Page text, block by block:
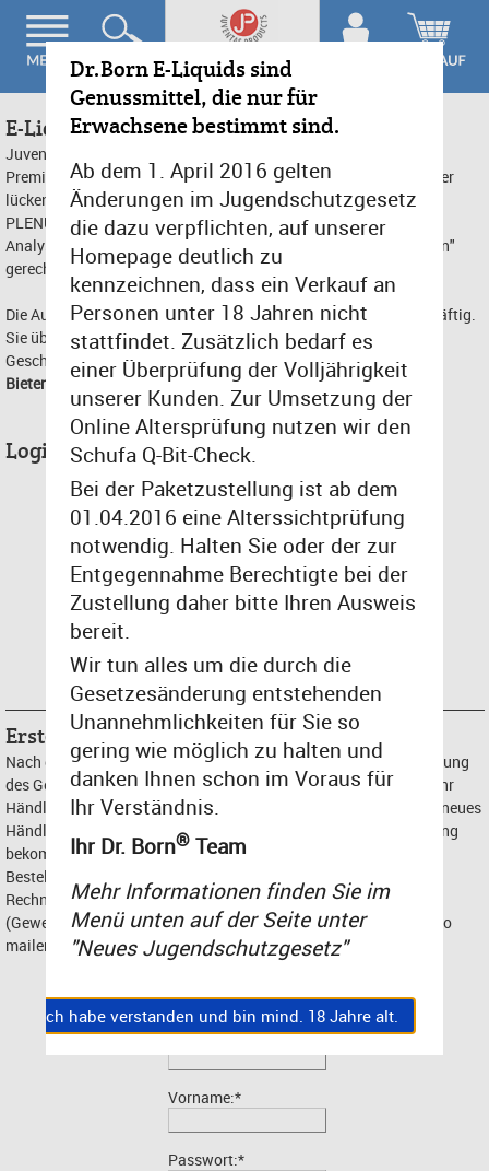
E-Liquids in Premiumqualität
Juventas Products bietet größtmögliche Sicherheit der Dr. Born
Premium Liquids durch reinste Inhaltsstoffe. Zusammen mit einer
lückenlosen analytischen Überwachung durch das Fachlabor
PLENUM Dr. Born, dokumentiert durch chargenbezogene
Analysezertifikate, werden die Liquids auch kritischen "Dampfern"
gerecht.
Die Auswahl überzeugt: Von fruchtig bis herb, von lieblich bis kräftig.
Sie überraschen mit ihrem harmonisch-runden, intensiven
Geschmack.
Bieten auch Sie Ihren Kunden E-Liquids in Premiumqualität.
Login für Händler:
Passwort:
Erstellen Sie jetzt Ihr Händler-Kundenkonto:
Nach dem Verschicken der Händleranmeldung und der Übermittlung
des Gewerbenachweises prüfen wir Ihre Angaben und schalten Ihr
Händlerkonto frei. Bis zur Freischaltung bekommen Sie über Ihr neues
Händlerkonto Endkundenpreise angezeigt. Nach der Freischaltung
bekommen Sie Netto-Händlerpreise angezeigt. Wenn Sie vier
Bestellungen erfolgreich abschließen, können wir Sie für den
Rechnungskauf freischalten. Sollten Sie Ihren Händlernachweis
(Gewerbenachweis) nicht über dieses Formular an uns senden, so
mailen Sie diesen bitte an service@drborn-liquid.de.
Nachname:*
Vorname:*
Passwort:*
Dr.Born E-Liquids sind
Genussmittel, die nur für
Erwachsene bestimmt sind.
Ab dem 1. April 2016 gelten
Änderungen im Jugendschutzgesetz
die dazu verpflichten, auf unserer
Homepage deutlich zu
kennzeichnen, dass ein Verkauf an
Personen unter 18 Jahren nicht
stattfindet. Zusätzlich bedarf es
einer Überprüfung der Volljährigkeit
unserer Kunden. Zur Umsetzung der
Online Altersprüfung nutzen wir den
Schufa Q-Bit-Check.
Bei der Paketzustellung ist ab dem
01.04.2016 eine Alterssichtprüfung
notwendig. Halten Sie oder der zur
Entgegennahme Berechtigte bei der
Zustellung daher bitte Ihren Ausweis
bereit.
Wir tun alles um die durch die
Gesetzesänderung entstehenden
Unannehmlichkeiten für Sie so
gering wie möglich zu halten und
danken Ihnen schon im Voraus für
Ihr Verständnis.
Ihr Dr. Born®Team
Mehr Informationen finden Sie im
Menü unten auf der Seite unter
"Neues Jugendschutzgesetz"
Ich habe verstanden und bin mind. 18 Jahre alt.